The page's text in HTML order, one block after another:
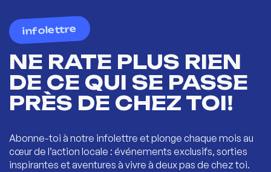
infolettre
NE RATE PLUS RIEN
DE CE QUI SE PASSE
PRÈS DE CHEZ TOI!
Abonne-toi à notre infolettre et plonge chaque mois au
cœur de l’action locale : événements exclusifs, sorties
inspirantes et aventures à vivre à deux pas de chez toi.